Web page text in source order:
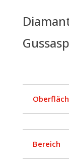
Bereich